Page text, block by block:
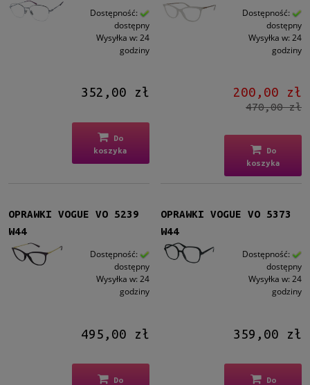
Dostępność:
dostępny
Wysyłka w: 24
godziny
352,00 zł
Do
koszyka
Dostępność:
dostępny
Wysyłka w: 24
godziny
200,00 zł
470,00 zł
Do
koszyka
OPRAWKI VOGUE VO 5239
W44
Dostępność:
dostępny
Wysyłka w: 24
godziny
495,00 zł
Do
OPRAWKI VOGUE VO 5373
W44
Dostępność:
dostępny
Wysyłka w: 24
godziny
359,00 zł
Do